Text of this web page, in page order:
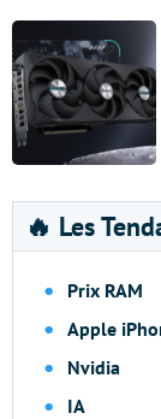
🔥 Les
Prix RAM
Apple
Nvidia
IA